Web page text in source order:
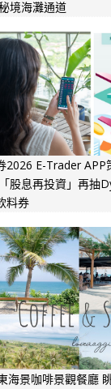
境海灘通道
2026 E-Trader APP
股息再投資」再抽
料券
海景咖啡景觀餐廳